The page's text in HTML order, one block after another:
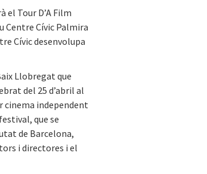
el Tour D’A Film
Centre Cívic Palmira
Cívic desenvolupa
Llobregat que
del 25 d’abril al
cinema independent
que se
de Barcelona,
i directores i el